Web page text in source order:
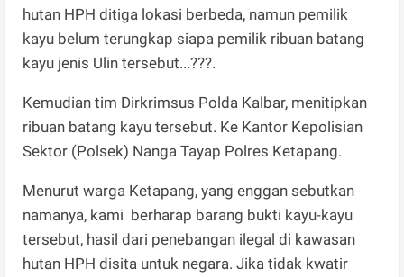
hutan HPH ditiga lokasi berbeda, namun pemilik
kayu belum terungkap siapa pemilik ribuan batang
kayu jenis Ulin tersebut...???.
Kemudian tim Dirkrimsus Polda Kalbar, menitipkan
ribuan batang kayu tersebut. Ke Kantor Kepolisian
Sektor (Polsek) Nanga Tayap Polres Ketapang.
Menurut warga Ketapang, yang enggan sebutkan
namanya, kami berharap barang bukti kayu-kayu
tersebut, hasil dari penebangan ilegal di kawasan
hutan HPH disita untuk negara. Jika tidak kwatir